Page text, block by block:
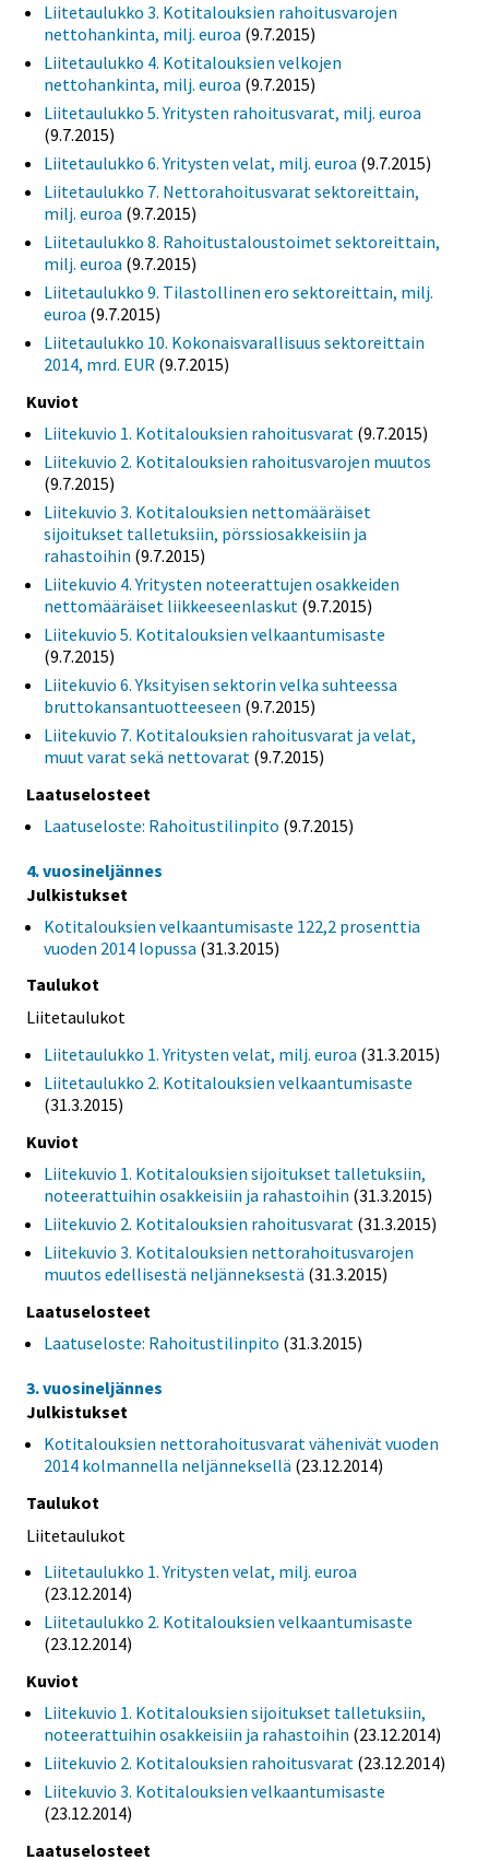
Liitetaulukko 3. Kotitalouksien rahoitusvarojen
nettohankinta, milj. euroa (9.7.2015)
Liitetaulukko 4. Kotitalouksien velkojen
nettohankinta, milj. euroa (9.7.2015)
Liitetaulukko 5. Yritysten rahoitusvarat, milj. euroa
(9.7.2015)
Liitetaulukko 6. Yritysten velat, milj. euroa (9.7.2015)
Liitetaulukko 7. Nettorahoitusvarat sektoreittain,
milj. euroa (9.7.2015)
Liitetaulukko 8. Rahoitustaloustoimet sektoreittain,
milj. euroa (9.7.2015)
Liitetaulukko 9. Tilastollinen ero sektoreittain, milj.
euroa (9.7.2015)
Liitetaulukko 10. Kokonaisvarallisuus sektoreittain
2014, mrd. EUR (9.7.2015)
Kuviot
Liitekuvio 1. Kotitalouksien rahoitusvarat (9.7.2015)
Liitekuvio 2. Kotitalouksien rahoitusvarojen muutos
(9.7.2015)
Liitekuvio 3. Kotitalouksien nettomääräiset
sijoitukset talletuksiin, pörssiosakkeisiin ja
rahastoihin (9.7.2015)
Liitekuvio 4. Yritysten noteerattujen osakkeiden
nettomääräiset liikkeeseenlaskut (9.7.2015)
Liitekuvio 5. Kotitalouksien velkaantumisaste
(9.7.2015)
Liitekuvio 6. Yksityisen sektorin velka suhteessa
bruttokansantuotteeseen (9.7.2015)
Liitekuvio 7. Kotitalouksien rahoitusvarat ja velat,
muut varat sekä nettovarat (9.7.2015)
Laatuselosteet
Laatuseloste: Rahoitustilinpito (9.7.2015)
4. vuosineljännes
Julkistukset
Kotitalouksien velkaantumisaste 122,2 prosenttia
vuoden 2014 lopussa (31.3.2015)
Taulukot
Liitetaulukot
Liitetaulukko 1. Yritysten velat, milj. euroa (31.3.2015)
Liitetaulukko 2. Kotitalouksien velkaantumisaste
(31.3.2015)
Kuviot
Liitekuvio 1. Kotitalouksien sijoitukset talletuksiin,
noteerattuihin osakkeisiin ja rahastoihin (31.3.2015)
Liitekuvio 2. Kotitalouksien rahoitusvarat (31.3.2015)
Liitekuvio 3. Kotitalouksien nettorahoitusvarojen
muutos edellisestä neljänneksestä (31.3.2015)
Laatuselosteet
Laatuseloste: Rahoitustilinpito (31.3.2015)
3. vuosineljännes
Julkistukset
Kotitalouksien nettorahoitusvarat vähenivät vuoden
2014 kolmannella neljänneksellä (23.12.2014)
Taulukot
Liitetaulukot
Liitetaulukko 1. Yritysten velat, milj. euroa
(23.12.2014)
Liitetaulukko 2. Kotitalouksien velkaantumisaste
(23.12.2014)
Kuviot
Liitekuvio 1. Kotitalouksien sijoitukset talletuksiin,
noteerattuihin osakkeisiin ja rahastoihin (23.12.2014)
Liitekuvio 2. Kotitalouksien rahoitusvarat (23.12.2014)
Liitekuvio 3. Kotitalouksien velkaantumisaste
(23.12.2014)
Laatuselosteet